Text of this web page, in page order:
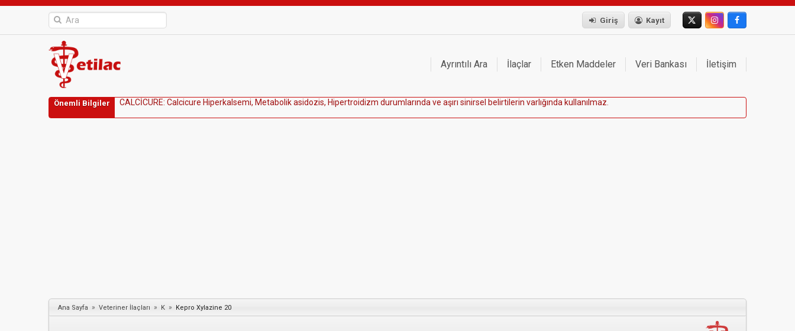
Giriş Kayıt
Ayrıntılı Ara İlaçlar Etken Maddeler Veri Bankası İletişim
Önemli Bilgiler CALCİCURE: Ca cicure Hiperka semi, Metabo ikasidozis, Hipertroidizm durum arında ve aşırı sinirse be irti erin varığında ku anı maz
Ana Sayfa » Veteriner İlaçları » K » Kepro Xylazine 20